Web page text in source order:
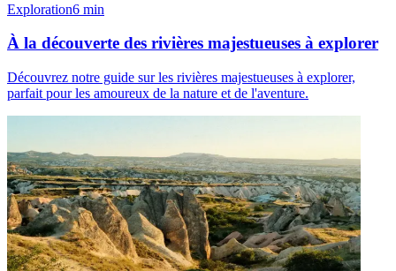
Exploration6 min
À la découverte des rivières majestueuses à explorer
Découvrez notre guide sur les rivières majestueuses à explorer,
parfait pour les amoureux de la nature et de l'aventure.